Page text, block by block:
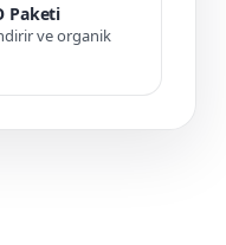
Paketi
ve organik